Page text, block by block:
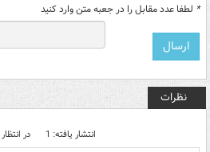
* لطفا عدد مقابل را در جعبه متن وارد کنید
نظرات
انتشار یافته: 1 در